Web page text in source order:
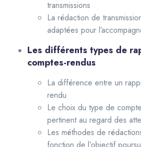
transmissions
La rédaction de
adaptées pour
Les différents types de
comptes-rendus
La différence entre un
rendu
Le choix du type de
pertinent au regard des
Les méthodes de
fonction de l’objectif